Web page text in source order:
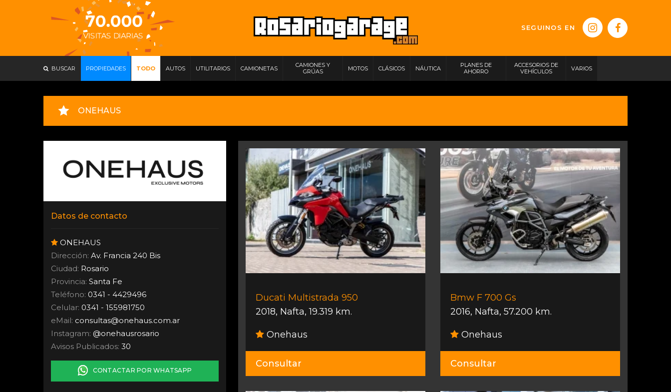
SEGUINOS EN
BUSCAR PROPIEDADES TODO AUTOS UTILITARIOS CAMIONETAS
CAMIONES Y
GRÚAS
MOTOS CLÁSICOS NÁUTICA
PLANES DE
AHORRO
ACCESORIOS DE
VEHÍCULOS
VARIOS
ONEHAUS
Datos de contacto
ONEHAUS
Dirección: Av. Francia 240 Bis
Ciudad: Rosario
Provincia: Santa Fe
Teléfono: 0341 - 4429496
Celular: 0341 - 155981750
eMail: consultas@onehaus.com.ar
Instagram: @onehausrosario
Avisos Publicados: 30
CONTACTAR POR WHATSAPP
Ducati Multistrada 950
2018, Nafta,19.319 km.
Onehaus
Consultar
Bmw F 700 Gs
2016, Nafta, 57.200 km.
Onehaus
Consultar